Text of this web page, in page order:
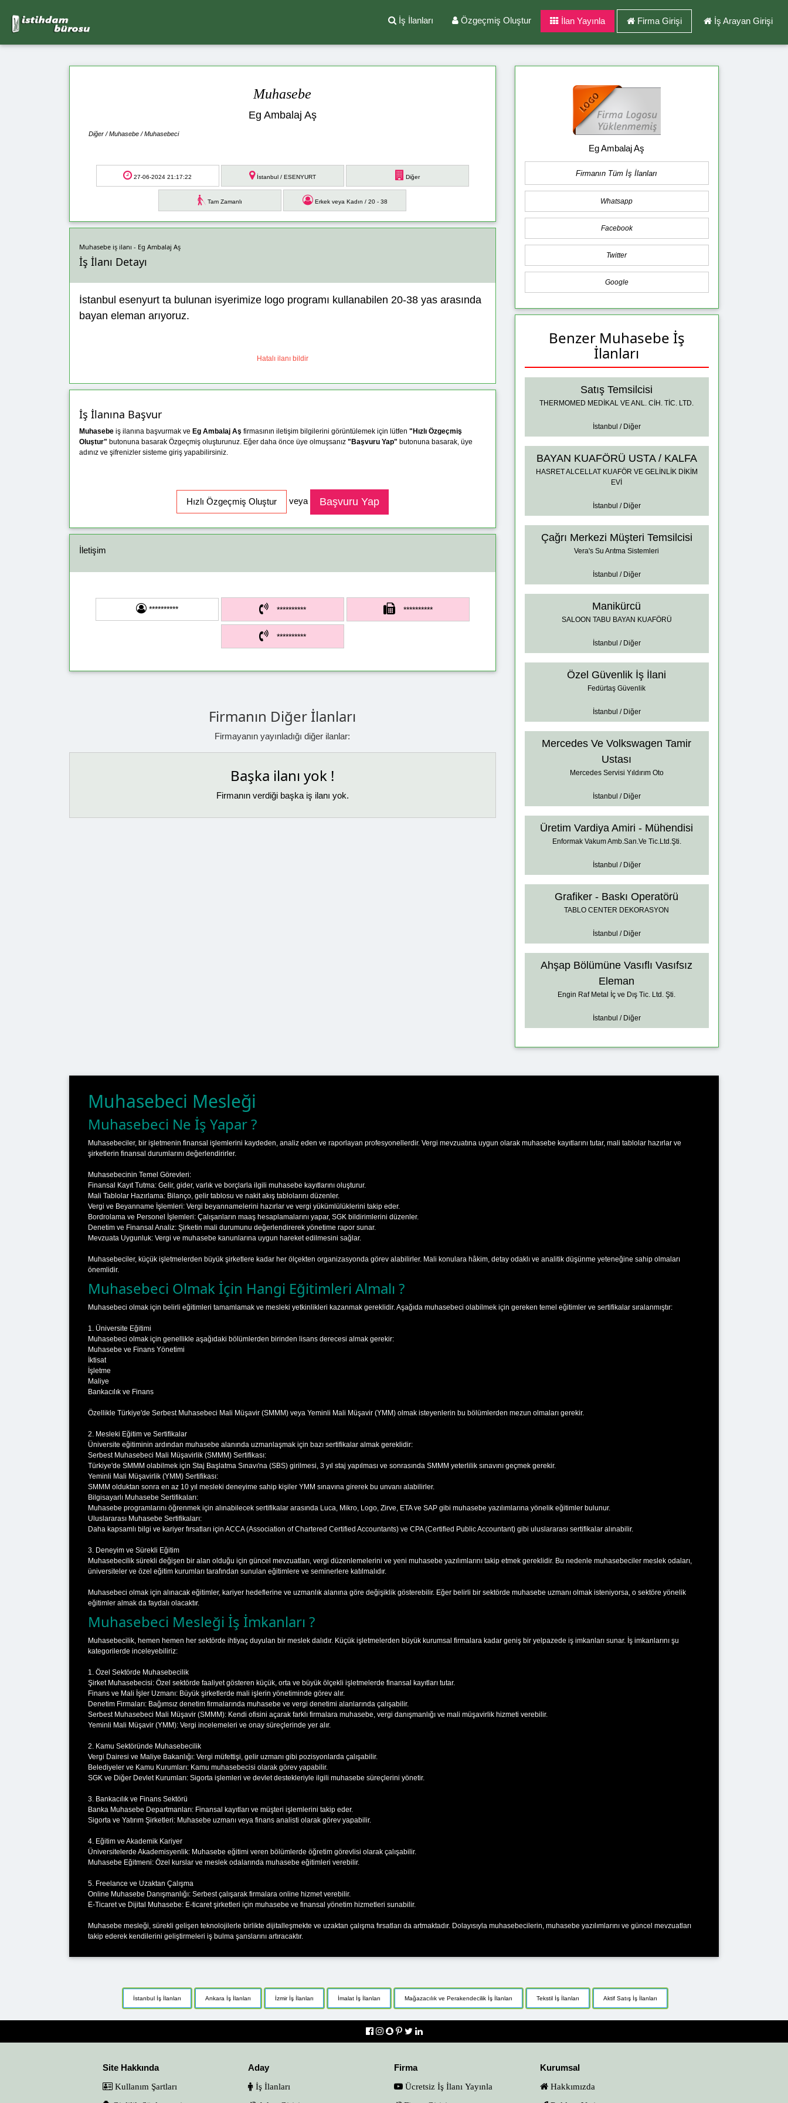
İş İlanları Özgeçmiş Oluştur İlan Yayınla Firma Girişi İş Arayan Girişi
Muhasebe
Eg Ambalaj Aş
Diğer / Muhasebe / Muhasebeci
27-06-2024 21:17:22 İstanbul / ESENYURT Diğer
Tam Zamanlı Erkek veya Kadın / 20 - 38
Muhasebe iş ilanı - Eg Ambalaj Aş
İş İlanı Detayı
İstanbul esenyurt ta bulunan isyerimize logo programı kullanabilen 20-38 yas arasında
bayan eleman arıyoruz.
Hatalı ilanı bildir
İş İlanına Başvur
Muhasebe iş ilanına başvurmak ve Eg Ambalaj Aş firmasının iletişim bilgilerini görüntülemek için lütfen "Hızlı Özgeçmiş
Oluştur" butonuna basarak Özgeçmiş oluşturunuz. Eğer daha önce üye olmuşsanız "Başvuru Yap" butonuna basarak, üye
adınız ve şifrenizler sisteme giriş yapabilirsiniz.
veya
İletişim
********** ********** **********
**********
Firmanın Diğer İlanları
Firmayanın yayınladığı diğer ilanlar:
Başka ilanı yok !
Firmanın verdiği başka iş ilanı yok.
Eg Ambalaj Aş
Firmanın Tüm İş İlanları
Whatsapp
Facebook
Twitter
Google
Benzer Muhasebe İş
İlanları
Satış Temsilcisi
THERMOMED MEDİKAL VE ANL. CİH. TİC. LTD.
İstanbul / Diğer
BAYAN KUAFÖRÜ USTA / KALFA
HASRET ALCELLAT KUAFÖR VE GELİNLİK DİKİM
EVİ
İstanbul / Diğer
Çağrı Merkezi Müşteri Temsilcisi
Vera's Su Arıtma Sistemleri
İstanbul / Diğer
Manikürcü
SALOON TABU BAYAN KUAFÖRÜ
İstanbul / Diğer
Özel Güvenlik İş İlani
Fedürtaş Güvenlik
İstanbul / Diğer
Mercedes Ve Volkswagen Tamir
Ustası
Mercedes Servisi Yıldırım Oto
İstanbul / Diğer
Üretim Vardiya Amiri - Mühendisi
Enformak Vakum Amb.San.Ve Tic.Ltd.Şti.
İstanbul / Diğer
Grafiker - Baskı Operatörü
TABLO CENTER DEKORASYON
İstanbul / Diğer
Ahşap Bölümüne Vasıflı Vasıfsız
Eleman
Engin Raf Metal İç ve Dış Tic. Ltd. Şti.
İstanbul / Diğer
Muhasebeci Mesleği
Muhasebeci Ne İş Yapar ?
Muhasebeciler, bir işletmenin finansal işlemlerini kaydeden, analiz eden ve raporlayan profesyonellerdir. Vergi mevzuatına uygun olarak muhasebe kayıtlarını tutar, mali tablolar hazırlar ve
şirketlerin finansal durumlarını değerlendirirler.
Muhasebecinin Temel Görevleri:
Finansal Kayıt Tutma: Gelir, gider, varlık ve borçlarla ilgili muhasebe kayıtlarını oluşturur.
Mali Tablolar Hazırlama: Bilanço, gelir tablosu ve nakit akış tablolarını düzenler.
Vergi ve Beyanname İşlemleri: Vergi beyannamelerini hazırlar ve vergi yükümlülüklerini takip eder.
Bordrolama ve Personel İşlemleri: Çalışanların maaş hesaplamalarını yapar, SGK bildirimlerini düzenler.
Denetim ve Finansal Analiz: Şirketin mali durumunu değerlendirerek yönetime rapor sunar.
Mevzuata Uygunluk: Vergi ve muhasebe kanunlarına uygun hareket edilmesini sağlar.
Muhasebeciler, küçük işletmelerden büyük şirketlere kadar her ölçekten organizasyonda görev alabilirler. Mali konulara hâkim, detay odaklı ve analitik düşünme yeteneğine sahip olmaları
önemlidir.
Muhasebeci Olmak İçin Hangi Eğitimleri Almalı ?
Muhasebeci olmak için belirli eğitimleri tamamlamak ve mesleki yetkinlikleri kazanmak gereklidir. Aşağıda muhasebeci olabilmek için gereken temel eğitimler ve sertifikalar sıralanmıştır:
1. Üniversite Eğitimi
Muhasebeci olmak için genellikle aşağıdaki bölümlerden birinden lisans derecesi almak gerekir:
Muhasebe ve Finans Yönetimi
İktisat
İşletme
Maliye
Bankacılık ve Finans
Özellikle Türkiye'de Serbest Muhasebeci Mali Müşavir (SMMM) veya Yeminli Mali Müşavir (YMM) olmak isteyenlerin bu bölümlerden mezun olmaları gerekir.
2. Mesleki Eğitim ve Sertifikalar
Üniversite eğitiminin ardından muhasebe alanında uzmanlaşmak için bazı sertifikalar almak gereklidir:
Serbest Muhasebeci Mali Müşavirlik (SMMM) Sertifikası:
Türkiye'de SMMM olabilmek için Staj Başlatma Sınavı'na (SBS) girilmesi, 3 yıl staj yapılması ve sonrasında SMMM yeterlilik sınavını geçmek gerekir.
Yeminli Mali Müşavirlik (YMM) Sertifikası:
SMMM olduktan sonra en az 10 yıl mesleki deneyime sahip kişiler YMM sınavına girerek bu unvanı alabilirler.
Bilgisayarlı Muhasebe Sertifikaları:
Muhasebe programlarını öğrenmek için alınabilecek sertifikalar arasında Luca, Mikro, Logo, Zirve, ETA ve SAP gibi muhasebe yazılımlarına yönelik eğitimler bulunur.
Uluslararası Muhasebe Sertifikaları:
Daha kapsamlı bilgi ve kariyer fırsatları için ACCA (Association of Chartered Certified Accountants) ve CPA (Certified Public Accountant) gibi uluslararası sertifikalar alınabilir.
3. Deneyim ve Sürekli Eğitim
Muhasebecilik sürekli değişen bir alan olduğu için güncel mevzuatları, vergi düzenlemelerini ve yeni muhasebe yazılımlarını takip etmek gereklidir. Bu nedenle muhasebeciler meslek odaları,
üniversiteler ve özel eğitim kurumları tarafından sunulan eğitimlere ve seminerlere katılmalıdır.
Muhasebeci olmak için alınacak eğitimler, kariyer hedeflerine ve uzmanlık alanına göre değişiklik gösterebilir. Eğer belirli bir sektörde muhasebe uzmanı olmak isteniyorsa, o sektöre yönelik
eğitimler almak da faydalı olacaktır.
Muhasebeci Mesleği İş İmkanları ?
Muhasebecilik, hemen hemen her sektörde ihtiyaç duyulan bir meslek dalıdır. Küçük işletmelerden büyük kurumsal firmalara kadar geniş bir yelpazede iş imkanları sunar. İş imkanlarını şu
kategorilerde inceleyebiliriz:
1. Özel Sektörde Muhasebecilik
Şirket Muhasebecisi: Özel sektörde faaliyet gösteren küçük, orta ve büyük ölçekli işletmelerde finansal kayıtları tutar.
Finans ve Mali İşler Uzmanı: Büyük şirketlerde mali işlerin yönetiminde görev alır.
Denetim Firmaları: Bağımsız denetim firmalarında muhasebe ve vergi denetimi alanlarında çalışabilir.
Serbest Muhasebeci Mali Müşavir (SMMM): Kendi ofisini açarak farklı firmalara muhasebe, vergi danışmanlığı ve mali müşavirlik hizmeti verebilir.
Yeminli Mali Müşavir (YMM): Vergi incelemeleri ve onay süreçlerinde yer alır.
2. Kamu Sektöründe Muhasebecilik
Vergi Dairesi ve Maliye Bakanlığı: Vergi müfettişi, gelir uzmanı gibi pozisyonlarda çalışabilir.
Belediyeler ve Kamu Kurumları: Kamu muhasebecisi olarak görev yapabilir.
SGK ve Diğer Devlet Kurumları: Sigorta işlemleri ve devlet destekleriyle ilgili muhasebe süreçlerini yönetir.
3. Bankacılık ve Finans Sektörü
Banka Muhasebe Departmanları: Finansal kayıtları ve müşteri işlemlerini takip eder.
Sigorta ve Yatırım Şirketleri: Muhasebe uzmanı veya finans analisti olarak görev yapabilir.
4. Eğitim ve Akademik Kariyer
Üniversitelerde Akademisyenlik: Muhasebe eğitimi veren bölümlerde öğretim görevlisi olarak çalışabilir.
Muhasebe Eğitmeni: Özel kurslar ve meslek odalarında muhasebe eğitimleri verebilir.
5. Freelance ve Uzaktan Çalışma
Online Muhasebe Danışmanlığı: Serbest çalışarak firmalara online hizmet verebilir.
E-Ticaret ve Dijital Muhasebe: E-ticaret şirketleri için muhasebe ve finansal yönetim hizmetleri sunabilir.
Muhasebe mesleği, sürekli gelişen teknolojilerle birlikte dijitalleşmekte ve uzaktan çalışma fırsatları da artmaktadır. Dolayısıyla muhasebecilerin, muhasebe yazılımlarını ve güncel mevzuatları
takip ederek kendilerini geliştirmeleri iş bulma şanslarını artıracaktır.
İstanbul İş İlanları Ankara İş İlanları İzmir İş İlanları İmalat İş İlanları Mağazacılık ve Perakendecilik İş İlanları Tekstil İş İlanları Aktif Satış İş İlanları
Site Hakkında
Kullanım Şartları
Aday
İş İlanları
Firma
Ücretsiz İş İlanı Yayınla
Kurumsal
Hakkımızda